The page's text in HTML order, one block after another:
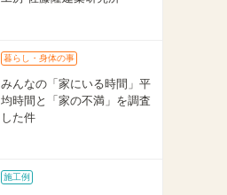
暮らし・身体の事
みんなの「家にいる時間」平
均時間と「家の不満」を調査
した件
施工例